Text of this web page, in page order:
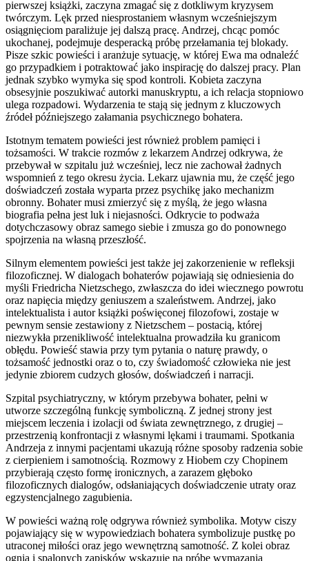
pierwszej książki, zaczyna zmagać się z dotkliwym kryzysem
twórczym. Lęk przed niesprostaniem własnym wcześniejszym
osiągnięciom paraliżuje jej dalszą pracę. Andrzej, chcąc pomóc
ukochanej, podejmuje desperacką próbę przełamania tej blokady.
Pisze szkic powieści i aranżuje sytuację, w której Ewa ma odnaleźć
go przypadkiem i potraktować jako inspirację do dalszej pracy. Plan
jednak szybko wymyka się spod kontroli. Kobieta zaczyna
obsesyjnie poszukiwać autorki manuskryptu, a ich relacja stopniowo
ulega rozpadowi. Wydarzenia te stają się jednym z kluczowych
źródeł późniejszego załamania psychicznego bohatera.
Istotnym tematem powieści jest również problem pamięci i
tożsamości. W trakcie rozmów z lekarzem Andrzej odkrywa, że
przebywał w szpitalu już wcześniej, lecz nie zachował żadnych
wspomnień z tego okresu życia. Lekarz ujawnia mu, że część jego
doświadczeń została wyparta przez psychikę jako mechanizm
obronny. Bohater musi zmierzyć się z myślą, że jego własna
biografia pełna jest luk i niejasności. Odkrycie to podważa
dotychczasowy obraz samego siebie i zmusza go do ponownego
spojrzenia na własną przeszłość.
Silnym elementem powieści jest także jej zakorzenienie w refleksji
filozoficznej. W dialogach bohaterów pojawiają się odniesienia do
myśli Friedricha Nietzschego, zwłaszcza do idei wiecznego powrotu
oraz napięcia między geniuszem a szaleństwem. Andrzej, jako
intelektualista i autor książki poświęconej filozofowi, zostaje w
pewnym sensie zestawiony z Nietzschem – postacią, której
niezwykła przenikliwość intelektualna prowadziła ku granicom
obłędu. Powieść stawia przy tym pytania o naturę prawdy, o
tożsamość jednostki oraz o to, czy świadomość człowieka nie jest
jedynie zbiorem cudzych głosów, doświadczeń i narracji.
Szpital psychiatryczny, w którym przebywa bohater, pełni w
utworze szczególną funkcję symboliczną. Z jednej strony jest
miejscem leczenia i izolacji od świata zewnętrznego, z drugiej –
przestrzenią konfrontacji z własnymi lękami i traumami. Spotkania
Andrzeja z innymi pacjentami ukazują różne sposoby radzenia sobie
z cierpieniem i samotnością. Rozmowy z Hiobem czy Chopinem
przybierają często formę ironicznych, a zarazem głęboko
filozoficznych dialogów, odsłaniających doświadczenie utraty oraz
egzystencjalnego zagubienia.
W powieści ważną rolę odgrywa również symbolika. Motyw ciszy
pojawiający się w wypowiedziach bohatera symbolizuje pustkę po
utraconej miłości oraz jego wewnętrzną samotność. Z kolei obraz
ognia i spalonych zapisków wskazuje na próbę wymazania